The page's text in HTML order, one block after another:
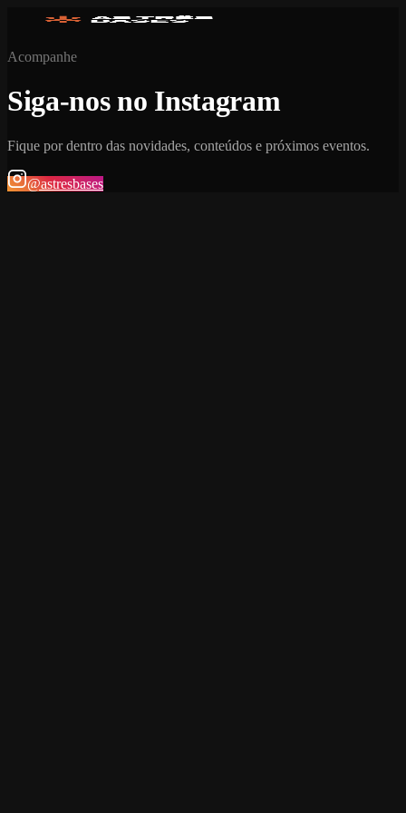
Acompanhe
Siga-nos no Instagram
Fique por dentro das novidades, conteúdos e próximos eventos.
@astresbases